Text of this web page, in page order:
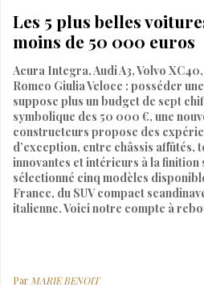
Les 5 plus belles
moins de 50 000 euros
Acura Integra, Audi A3, Volvo
Romeo Giulia Veloce : posséder
suppose plus un budget de sept
symbolique des 50 000 €, une
constructeurs propose des
d’exception, entre châssis affûtés,
innovantes et intérieurs à la finition
sélectionné cinq modèles
France, du SUV compact
italienne. Voici notre compte à
Par MARIE BENOIT